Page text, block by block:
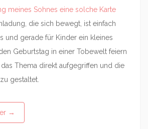
meines Sohnes eine solche Karte
die sich bewegt, ist einfach
und gerade für Kinder ein kleines
Geburtstag in einer Tobewelt feiern
Thema direkt aufgegriffen und die
gestaltet.
→